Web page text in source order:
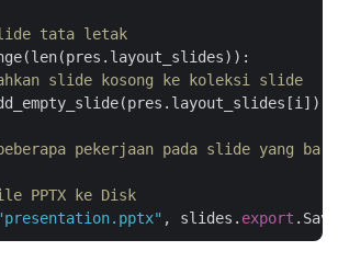
tata letak
slide kosong ke koleksi slide
pekerjaan pada slide yang
PPTX ke Disk
, slides. export